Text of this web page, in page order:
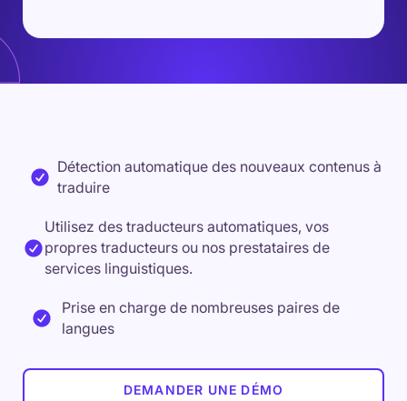
Détection automatique des nouveaux contenus à
traduire
Utilisez des traducteurs automatiques, vos
propres traducteurs ou nos prestataires de
services linguistiques.
Prise en charge de nombreuses paires de
langues
DEMANDER UNE DÉMO